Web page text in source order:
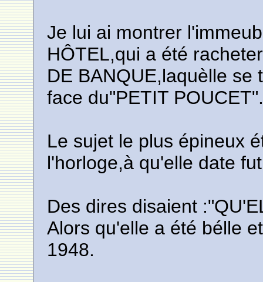
Je lui ai montrer
HÔTEL,qui a été
DE BANQUE,laquèlle
face du"PETIT
Le sujet le plus épineux
l'horloge,à qu'elle date
Des dires disaient
Alors qu'elle a été bélle
1948.